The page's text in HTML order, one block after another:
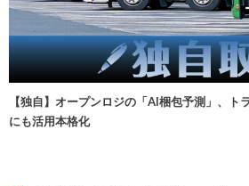
【独自】オープンロジの「AI梱包予測」、ト
にも活用本格化